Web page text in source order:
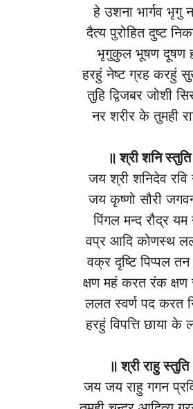
हे उशना भार्गव भृगु
दैत्य पुरोहित दुष्ट
भृगुकुल भूषण दूषण
हरहुं नेष्ट ग्रह करहुं
तुहि द्विजबर जोशी
नर शरीर के तुमही
॥ श्री शनि
जय श्री शनिदेव रवि
जय कृष्णो सौरी
पिंगल मन्द रौद्र यम
वप्र आदि कोणस्थ
वक्र दृष्टि पिप्पल तन
क्षण महं करत रंक क्षण
ललत स्वर्ण पद करत
हरहुं विपत्ति छाया के
॥ श्री राहु
जय जय राहु गगन